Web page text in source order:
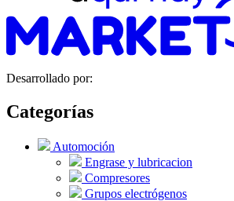
Desarrollado por:
Categorías
Automoción
Engrase y lubricacion
Compresores
Grupos electrógenos